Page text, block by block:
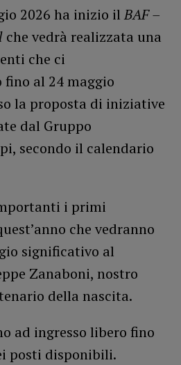
2026 ha inizio ilBAF –
che vedrà realizzata una
che ci
fino al 24 maggio
la proposta di iniziative
dal Gruppo
secondo il calendario
i primi
che vedranno
significativo al
Zanaboni, nostro
della nascita.
ad ingresso libero fino
posti disponibili.